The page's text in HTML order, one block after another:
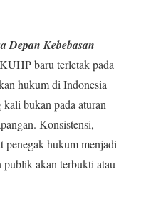
Depan Kebebasan
baru terletak pada
hukum di Indonesia
bukan pada aturan
Konsistensi,
penegak hukum menjadi
akan terbukti atau